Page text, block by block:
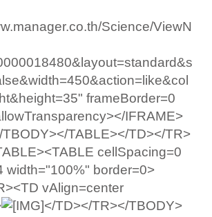
Science/ViewN
frameBorder=0
IFRAME>
TABLE></TD></TR>
cellSpacing=0
width="100%" border=0>
vAlign=center
</TD></TR></TBODY>